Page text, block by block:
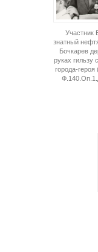
Участник
знатный
Бочкарев
руках гильзу
города-героя